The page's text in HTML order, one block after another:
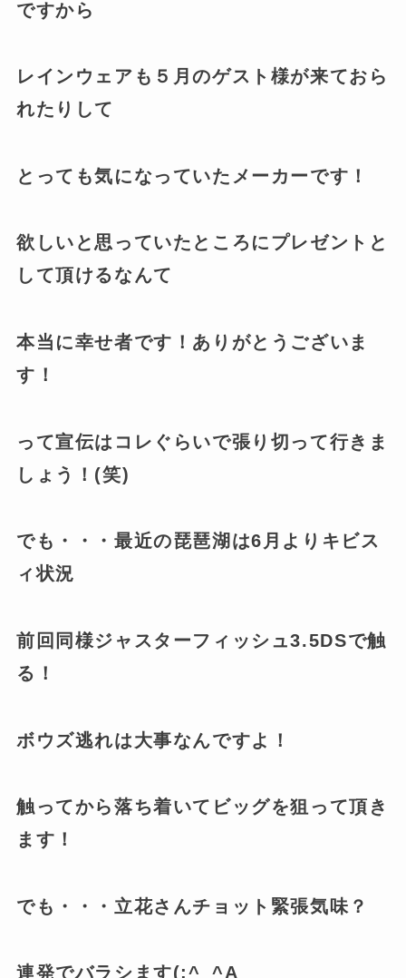
ですから
レインウェアも５月のゲスト様が来ておら
れたりして
とっても気になっていたメーカーです！
欲しいと思っていたところにプレゼントと
して頂けるなんて
本当に幸せ者です！ありがとうございま
す！
って宣伝はコレぐらいで張り切って行きま
しょう！(笑)
でも・・・最近の琵琶湖は6月よりキビス
ィ状況
前回同様ジャスターフィッシュ3.5DSで触
る！
ボウズ逃れは大事なんですよ！
触ってから落ち着いてビッグを狙って頂き
ます！
でも・・・立花さんチョット緊張気味？
連発でバラシます(;^_^A